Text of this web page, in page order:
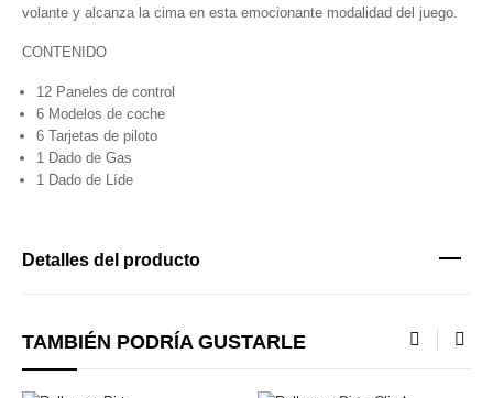
volante y alcanza la cima en esta emocionante modalidad del juego.
CONTENIDO
12 Paneles de control
6 Modelos de coche
6 Tarjetas de piloto
1 Dado de Gas
1 Dado de Líde
Detalles del producto
TAMBIÉN PODRÍA GUSTARLE